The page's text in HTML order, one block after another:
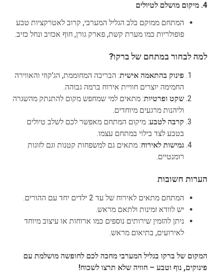
4. מיקום מושלם לטיולים
המתחם ממוקם בלב הגליל המערבי, קרוב לאטרקציות טבע
פופולריות כמו מערת קשת, פארק גורן, חוף אכזיב ונחל כזיב.
למה לבחור במתחם של ברקו?
פינוק בהתאמה אישית: הבריכה המחוממת, הג'קוזי והאווירה
החמימה יוצרים חוויית אירוח ברמה גבוהה.
שקט ופרטיות: מתאים למי שמחפש מקום להתנתק מהשגרה
וליהנות מרגעים מיוחדים.
קרבה לטבע: מיקום המתחם מאפשר לכם לשלב טיולים
בטבע לצד בילוי במתחם עצמו.
גמישות לאירוח: מתאים גם למשפחות קטנות וגם לזוגות
רומנטיים.
הערות חשובות
המתחם מתאים לאירוח של עד 2 ילדים יחד עם ההורים.
יש לוודא זמינות ולתאם מראש.
ניתן להזמין שירותים נוספים כמו ארוחות או עיצוב מיוחד
לאירועים, בתיאום מראש.
המקום של ברקו בגליל המערבי מחכה לכם לחופשה מושלמת עם
פינוקים, נוף וטבע – חוויה שלא תרצו לשכוח!